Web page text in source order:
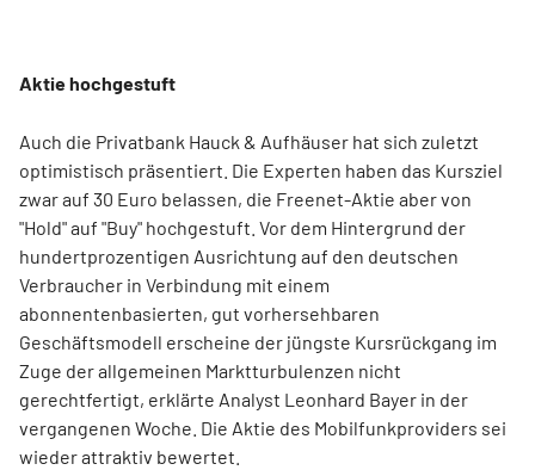
Aktie hochgestuft
Auch die Privatbank Hauck & Aufhäuser hat sich zuletzt
optimistisch präsentiert. Die Experten haben das Kursziel
zwar auf 30 Euro belassen, die Freenet-Aktie aber von
"Hold" auf "Buy" hochgestuft. Vor dem Hintergrund der
hundertprozentigen Ausrichtung auf den deutschen
Verbraucher in Verbindung mit einem
abonnentenbasierten, gut vorhersehbaren
Geschäftsmodell erscheine der jüngste Kursrückgang im
Zuge der allgemeinen Marktturbulenzen nicht
gerechtfertigt, erklärte Analyst Leonhard Bayer in der
vergangenen Woche. Die Aktie des Mobilfunkproviders sei
wieder attraktiv bewertet.